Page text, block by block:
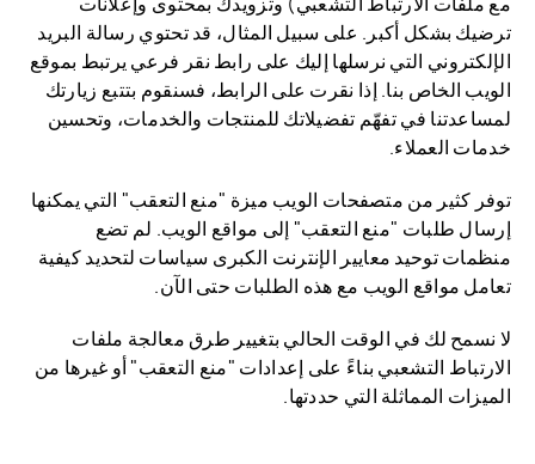
ترضيك بشكل أكبر. على سبيل المثال، قد تحتوي رسالة البريد
الإلكتروني التي نرسلها إليك على رابط نقر فرعي يرتبط بموقع
الويب الخاص بنا. إذا نقرت على الرابط، فسنقوم بتتبع زيارتك
لمساعدتنا في تفهّم تفضيلاتك للمنتجات والخدمات، وتحسين
خدمات العملاء.
توفر كثير من متصفحات الويب ميزة "منع التعقب" التي يمكنها
إرسال طلبات "منع التعقب" إلى مواقع الويب. لم تضع
منظمات توحيد معايير الإنترنت الكبرى سياسات لتحديد كيفية
تعامل مواقع الويب مع هذه الطلبات حتى الآن.
لا نسمح لك في الوقت الحالي بتغيير طرق معالجة ملفات
الارتباط التشعبي بناءً على إعدادات "منع التعقب" أو غيرها من
الميزات المماثلة التي حددتها.